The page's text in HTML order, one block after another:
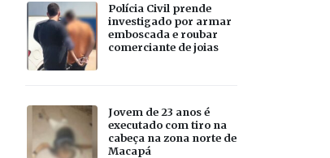
Polícia Civil prende
investigado por armar
emboscada e roubar
comerciante de joias
Jovem de 23 anos é
executado com tiro na
cabeça na zona norte de
Macapá